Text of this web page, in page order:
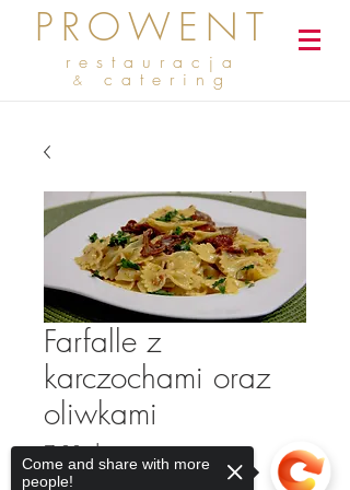
PROWENT
restauracja
& catering
Farfalle z
karczochami oraz
oliwkami
7,00 złCena
Come and share with more
people!